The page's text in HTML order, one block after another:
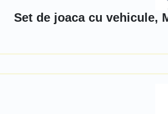
Set de joaca cu vehicule,